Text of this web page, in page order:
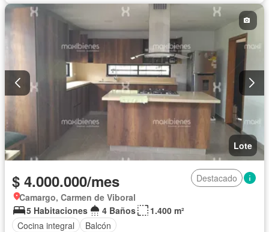
Lote
$ 4.000.000/mes
Destacado
Camargo, Carmen de Viboral
5 Habitaciones
4 Baños
1.400 m²
Cocina integral
Balcón